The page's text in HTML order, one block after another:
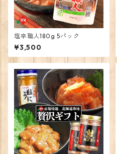
塩辛職人180g 5パック
¥3,500